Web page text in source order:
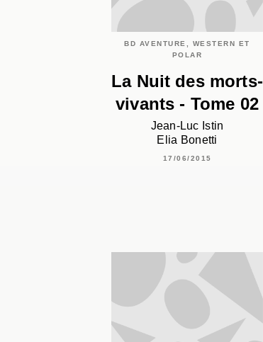
BD AVENTURE, WESTERN ET
POLAR
La Nuit des morts-
vivants - Tome 02
Jean-Luc Istin
Elia Bonetti
17/06/2015